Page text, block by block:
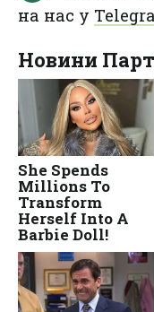
на нас у